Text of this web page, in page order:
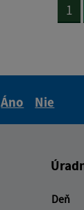
1
Áno
Nie
Deň